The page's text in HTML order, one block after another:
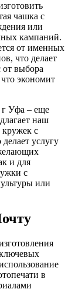
чашка с
или
кампаний.
от именных
что делает
выбора
экономит
г Уфа – еще
наш
кружек с
услугу
и для
с
или
в